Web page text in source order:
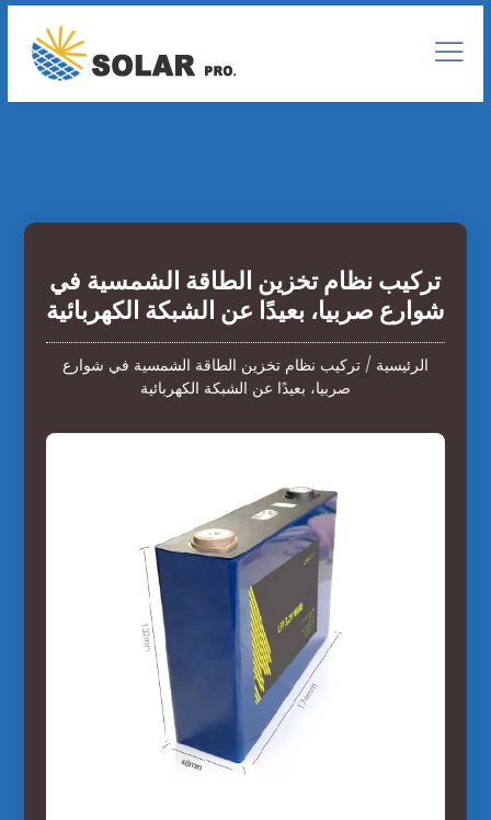
تركيب نظام تخزين الطاقة الشمسية في
شوارع صربيا، بعيدًا عن الشبكة الكهربائية
الرئيسية /تركيب نظام تخزين الطاقة الشمسية في شوارع
صربيا، بعيدًا عن الشبكة الكهربائية